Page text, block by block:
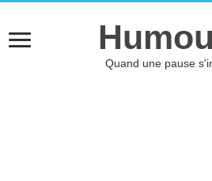
Quand une pause